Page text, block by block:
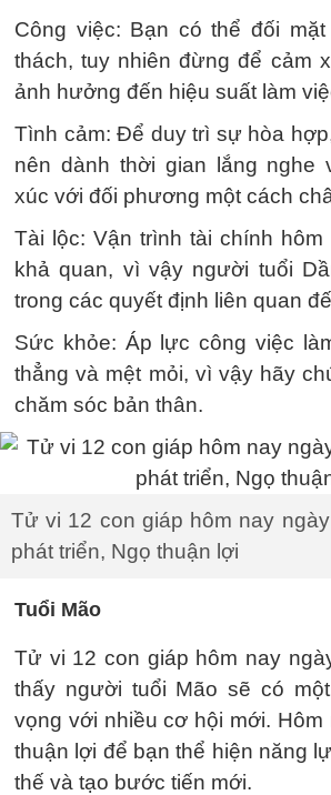
Công việc: Bạn có thể đối
thách, tuy nhiên đừng để cảm
ảnh hưởng đến hiệu suất làm
Tình cảm: Để duy trì sự hòa
nên dành thời gian lắng nghe
xúc với đối phương một cách
Tài lộc: Vận trình tài chính
khả quan, vì vậy người tuổi
trong các quyết định liên quan
Sức khỏe: Áp lực công việc
thẳng và mệt mỏi, vì vậy hãy
chăm sóc bản thân.
Tử vi 12 con giáp hôm nay
phát triển, Ngọ thuận lợi
Tuổi Mão
Tử vi 12 con giáp hôm nay
thấy người tuổi Mão sẽ có
vọng với nhiều cơ hội mới. Hôm
thuận lợi để bạn thể hiện năng
thế và tạo bước tiến mới.